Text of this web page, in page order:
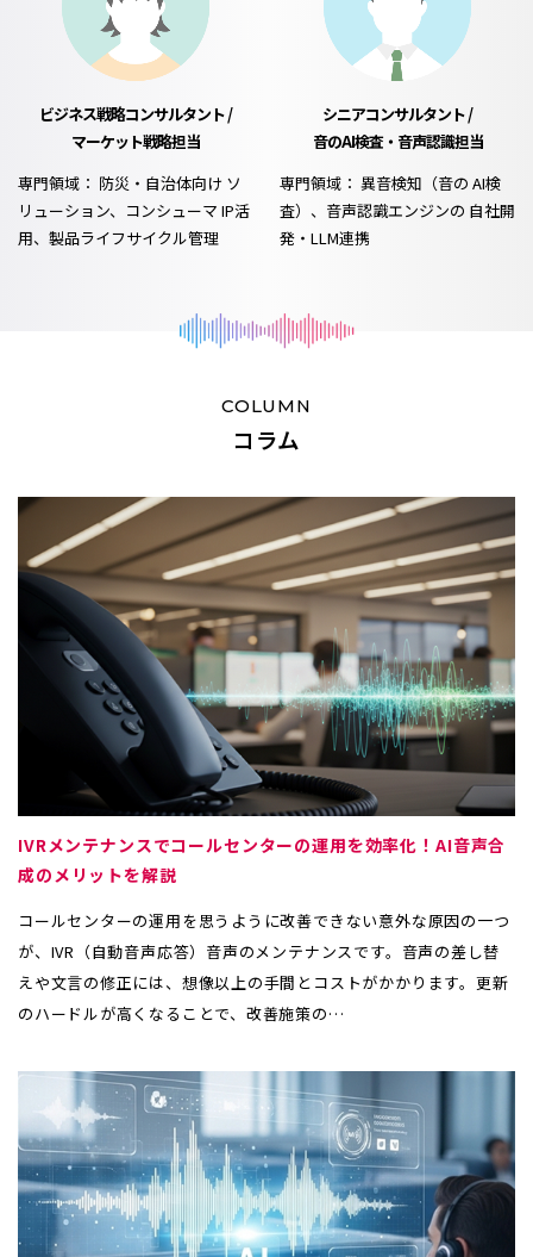
ビジネス戦略コンサルタント /
マーケット戦略担当
専門領域： 防災・自治体向け ソ
リューション、コンシューマ IP活
用、製品ライフサイクル管理
シニアコンサルタント /
音のAI検査・音声認識担当
専門領域： 異音検知（音の AI検
査）、音声認識エンジンの 自社開
発・LLM連携
COLUMN
コラム
IVRメンテナンスでコールセンターの運用を効率化！AI音声合
成のメリットを解説
コールセンターの運用を思うように改善できない意外な原因の一つ
が、IVR（自動音声応答）音声のメンテナンスです。音声の差し替
えや文言の修正には、想像以上の手間とコストがかかります。更新
のハードルが高くなることで、改善施策の…